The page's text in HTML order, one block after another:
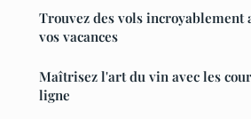
Trouvez des vols incroyablement
vos vacances
Maîtrisez l'art du vin avec les
ligne